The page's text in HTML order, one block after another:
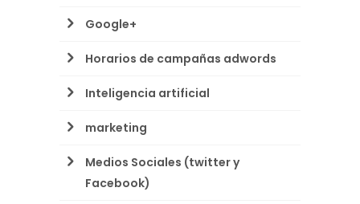
Google+
Horarios de campañas adwords
Inteligencia artificial
marketing
Medios Sociales (twitter y
Facebook)